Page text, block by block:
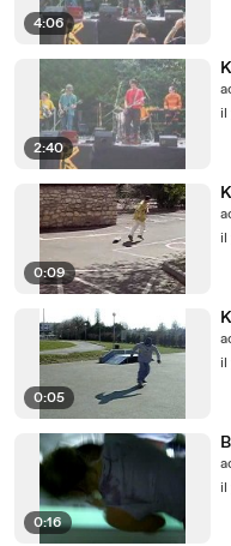
4:06
2:40
il
0:09
il
0:05
il
0:16
il